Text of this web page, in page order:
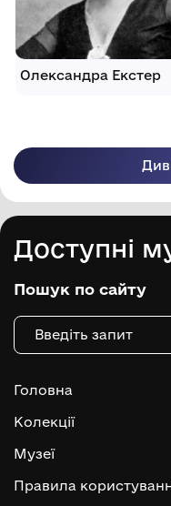
Олександра Екстер
Доступні
Пошук по сайту
Головна
Колекції
Музеї
Правила